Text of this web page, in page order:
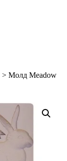
> Молд Meadow